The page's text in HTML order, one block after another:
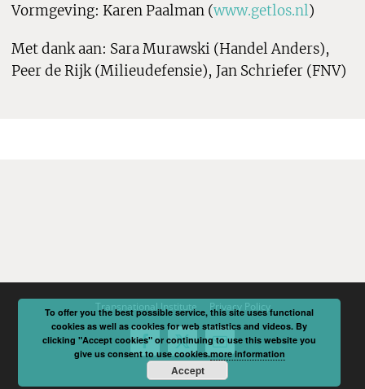
Vormgeving: Karen Paalman (www.getlos.nl)
Met dank aan: Sara Murawski (Handel Anders),
Peer de Rijk (Milieudefensie), Jan Schriefer (FNV)
Transnational Institute Privacy Policy
Facebook
X Email
To offer you the best possible service, this site uses functional
cookies as well as cookies for web statistics and videos. By
clicking "Accept cookies" or continuing to use this website you
give us consent to use cookies.more information
Accept